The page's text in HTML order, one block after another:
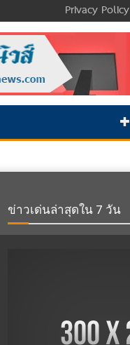
Privacy Policy
ข่าวเด่นล่าสุดใน 7 วัน